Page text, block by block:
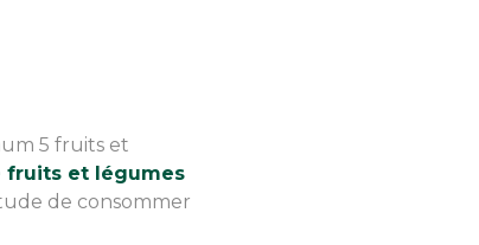
5 fruits et
fruits et légumes
de consommer